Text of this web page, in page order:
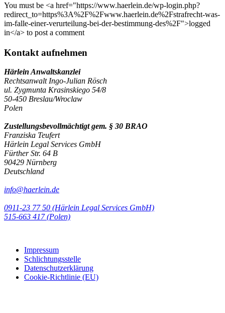
You must be <a href="https://www.haerlein.de/wp-login.php?
redirect_to=https%3A%2F%2Fwww.haerlein.de%2Fstrafrecht-was-
im-falle-einer-verurteilung-bei-der-bestimmung-des%2F">logged
in</a> to post a comment
Kontakt aufnehmen
Härlein Anwaltskanzlei
Rechtsanwalt Ingo-Julian Rösch
ul. Zygmunta Krasinskiego 54/8
50-450 Breslau/Wroclaw
Polen
Zustellungsbevollmächtigt gem. § 30 BRAO
Franziska Teufert
Härlein Legal Services GmbH
Fürther Str. 64 B
90429 Nürnberg
Deutschland
info@haerlein.de
0911-23 77 50 (Härlein Legal Services GmbH)
‭515-663 417 (Polen)‬‬‬
Impressum
Schlichtungsstelle
Datenschutzerklärung
Cookie-Richtlinie (EU)